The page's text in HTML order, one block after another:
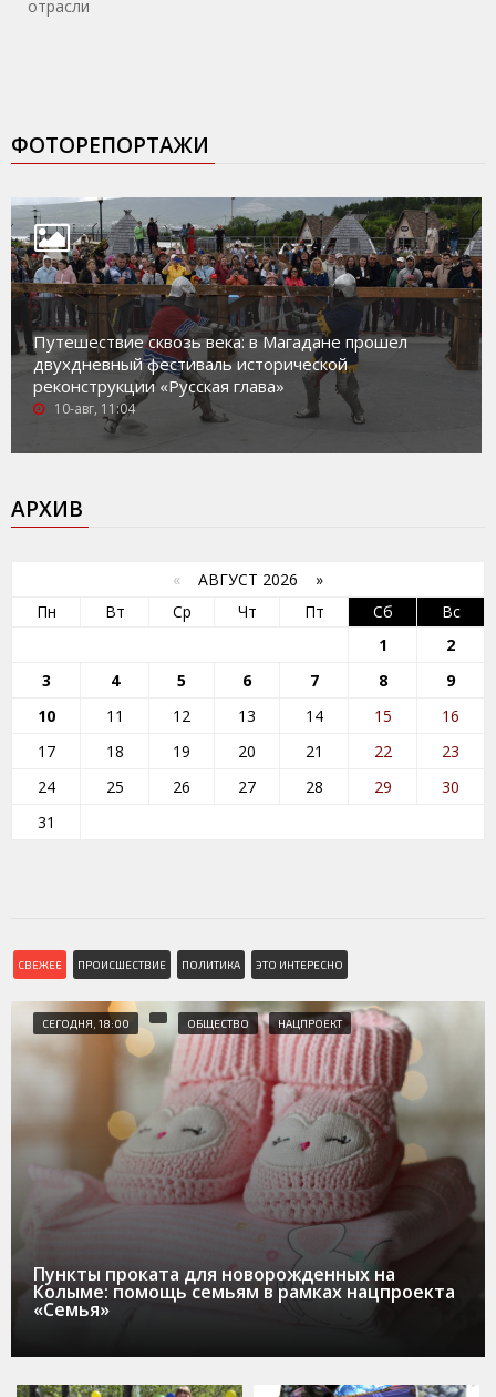
отрасли
ФОТОРЕПОРТАЖИ
Путешествие сквозь века: в Магадане прошел
двухдневный фестиваль исторической
реконструкции «Русская глава»
10-авг, 11:04
АРХИВ
« АВГУСТ 2026 »
Пн
Вт Ср Чт Пт Сб
Вс
1
2
3
4 5 6 7 8
9
10
11 12 13 14 15
16
17
18 19 20 21 22
23
24
25 26 27 28 29
30
31
СВЕЖЕЕ ПРОИСШЕСТВИЕ ПОЛИТИКА ЭТО ИНТЕРЕСНО
СЕГОДНЯ, 18:00 ОБЩЕСТВО НАЦПРОЕКТ
Пункты проката для новорожденных на
Колыме: помощь семьям в рамках нацпроекта
«Семья»